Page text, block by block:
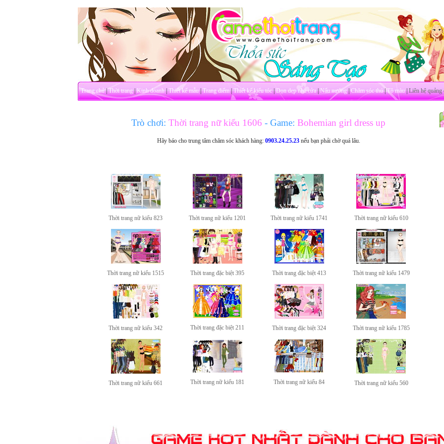
Trang chủ|Thời trang|Kinh doanh|Thiết kế mẫu|Trang điểm|Thiết kế kiểu tóc|Dọn dẹp nhà cửa|Nấu nướng|Chăm sóc thú|Tô màu|Liên hệ quảng
Trò chơi: Thời trang nữ kiểu 1606 - Game: Bohemian girl dress up
Hãy báo cho trung tâm chăm sóc khách hàng: 0903.24.25.23nếu bạn phải chờ quá lâu.
Thời trang nữ kiểu 823 Thời trang nữ kiểu 1201 Thời trang nữ kiểu 1741 Thời trang nữ kiểu 610
Thời trang nữ kiểu 1515 Thời trang đặc biệt 395 Thời trang đặc biệt 413 Thời trang nữ kiểu 1479
Thời trang nữ kiểu 342 Thời trang đặc biệt 211 Thời trang đặc biệt 324 Thời trang nữ kiểu 1785
Thời trang nữ kiểu 661 Thời trang nữ kiểu 181 Thời trang nữ kiểu 84 Thời trang nữ kiểu 560